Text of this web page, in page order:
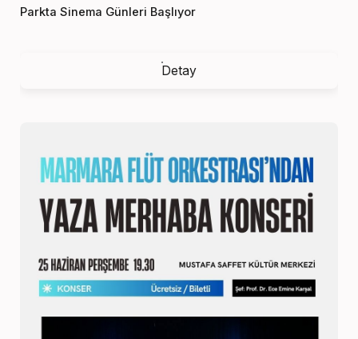
Parkta Sinema Günleri Başlıyor
Detay